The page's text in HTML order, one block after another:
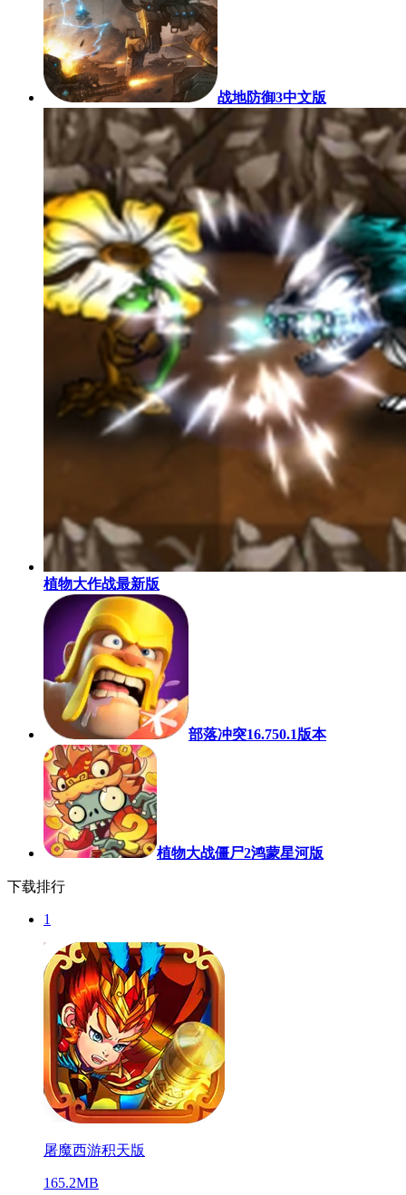
战地防御3中文版
植物大作战最新版
部落冲突16.750.1版本
植物大战僵尸2鸿蒙星河版
下载排行
1
屠魔西游积天版
165.2MB